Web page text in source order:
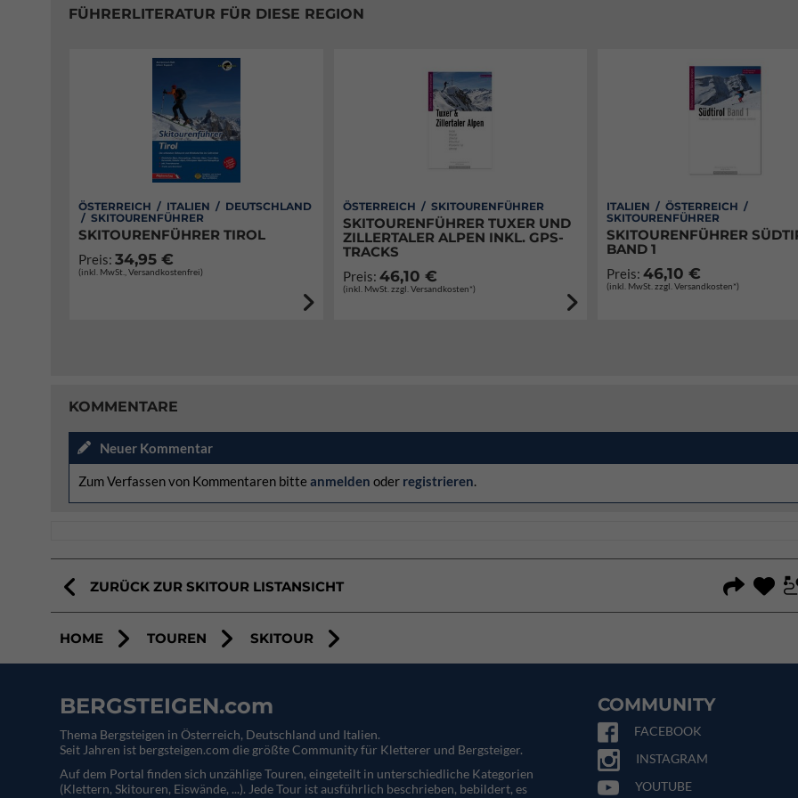
FÜHRERLITERATUR FÜR DIESE REGION
ÖSTERREICH / ITALIEN / DEUTSCHLAND
/ SKITOURENFÜHRER
SKITOURENFÜHRER TIROL
Preis: 34,95 €
(inkl. MwSt., Versandkostenfrei)
ÖSTERREICH / SKITOURENFÜHRER
SKITOURENFÜHRER TUXER UND
ZILLERTALER ALPEN INKL. GPS-
TRACKS
Preis: 46,10 €
(inkl. MwSt. zzgl. Versandkosten*)
ITALIEN / ÖSTERREICH /
SKITOURENFÜHRER
SKITOURENFÜHRER
BAND 1
Preis:46,10 €
(inkl. MwSt. zzgl. Versandkosten*)
KOMMENTARE
Neuer Kommentar
Zum Verfassen von Kommentaren bitte anmelden oder registrieren.
ZURÜCK ZUR SKITOUR LISTANSICHT
HOME TOUREN SKITOUR
BERGSTEIGEN.com
Thema Bergsteigen in Österreich, Deutschland und Italien.
Seit Jahren ist bergsteigen.com die größte Community für Kletterer und Bergsteiger.
Auf dem Portal finden sich unzählige Touren, eingeteilt in unterschiedliche Kategorien
(Klettern, Skitouren, Eiswände, ...). Jede Tour ist ausführlich beschrieben, bebildert, es
COMMUNITY
FACEBOOK
INSTAGRAM
YOUTUBE